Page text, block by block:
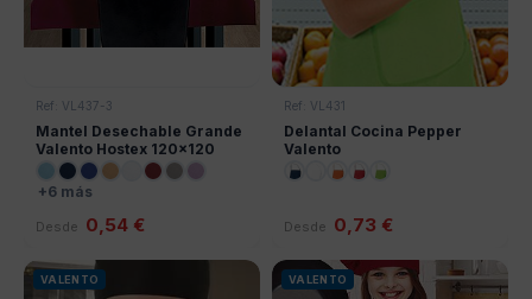
Ref: VL437-3
Mantel Desechable Grande
Valento Hostex 120x120
+6 más
Desde 0,54 €
Ref: VL431
Delantal Cocina Pepper
Valento
Desde 0,73 €
VALENTO VALENTO